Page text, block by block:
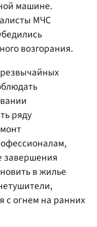
машине.
МЧС
возгорания.
ряду
завершения
в жилье
с огнем на ранних